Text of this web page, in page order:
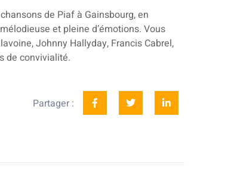
de Piaf à Gainsbourg, en
et pleine d’émotions. Vous
Johnny Hallyday, Francis Cabrel,
de convivialité.
Partager :